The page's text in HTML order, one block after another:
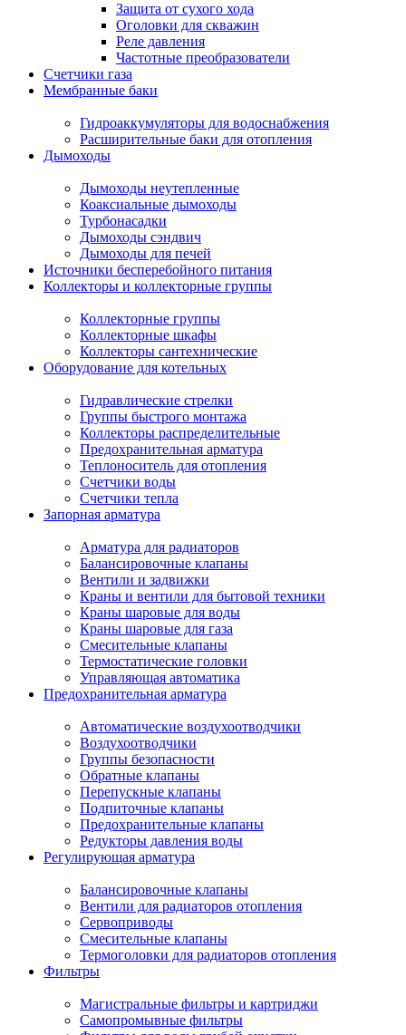
Защита от сухого хода
Оголовки для скважин
Реле давления
Частотные преобразователи
Счетчики газа
Мембранные баки
Гидроаккумуляторы для водоснабжения
Расширительные баки для отопления
Дымоходы
Дымоходы неутепленные
Коаксиальные дымоходы
Турбонасадки
Дымоходы сэндвич
Дымоходы для печей
Источники бесперебойного питания
Коллекторы и коллекторные группы
Коллекторные группы
Коллекторные шкафы
Коллекторы сантехнические
Оборудование для котельных
Гидравлические стрелки
Группы быстрого монтажа
Коллекторы распределительные
Предохранительная арматура
Теплоноситель для отопления
Счетчики воды
Счетчики тепла
Запорная арматура
Арматура для радиаторов
Балансировочные клапаны
Вентили и задвижки
Краны и вентили для бытовой техники
Краны шаровые для воды
Краны шаровые для газа
Смесительные клапаны
Термостатические головки
Управляющая автоматика
Предохранительная арматура
Автоматические воздухоотводчики
Воздухоотводчики
Группы безопасности
Обратные клапаны
Перепускные клапаны
Подпиточные клапаны
Предохранительные клапаны
Редукторы давления воды
Регулирующая арматура
Балансировочные клапаны
Вентили для радиаторов отопления
Сервоприводы
Смесительные клапаны
Термоголовки для радиаторов отопления
Фильтры
Магистральные фильтры и картриджи
Самопромывные фильтры